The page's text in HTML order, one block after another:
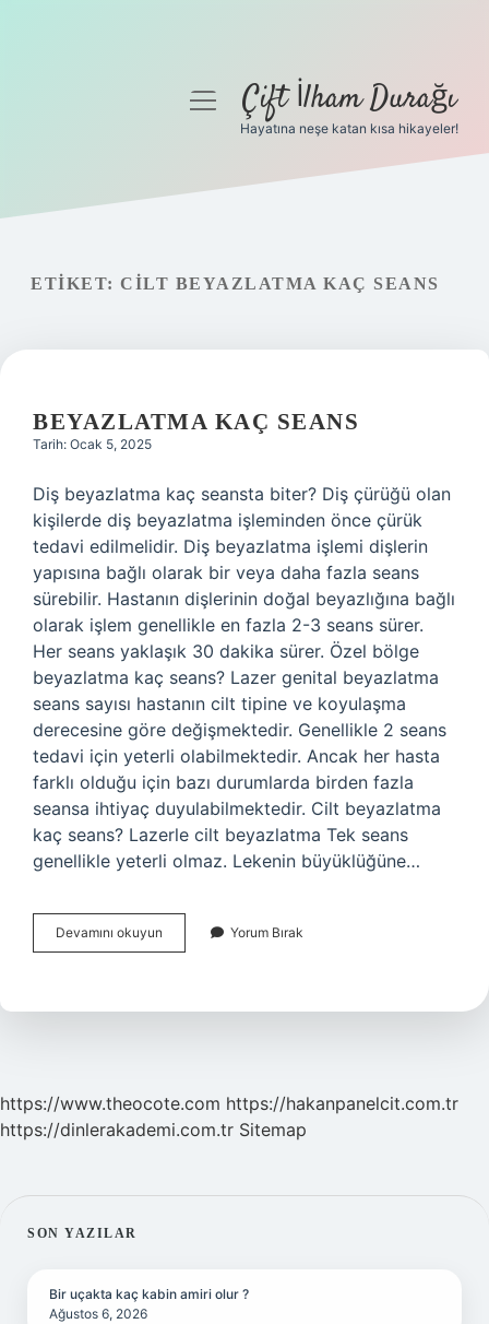
Gizlilik Politikası
menüyüÇift İlham Durağı
Hayatına neşe katan kısa hikayeler!
ETIKET: CILT BEYAZLATMA KAÇ SEANS
BEYAZLATMA KAÇ SEANS
Tarih: Ocak 5, 2025
Diş beyazlatma kaç seansta biter? Diş çürüğü olan
kişilerde diş beyazlatma işleminden önce çürük
tedavi edilmelidir. Diş beyazlatma işlemi dişlerin
yapısına bağlı olarak bir veya daha fazla seans
sürebilir. Hastanın dişlerinin doğal beyazlığına bağlı
olarak işlem genellikle en fazla 2-3 seans sürer.
Her seans yaklaşık 30 dakika sürer. Özel bölge
beyazlatma kaç seans? Lazer genital beyazlatma
seans sayısı hastanın cilt tipine ve koyulaşma
derecesine göre değişmektedir. Genellikle 2 seans
tedavi için yeterli olabilmektedir. Ancak her hasta
farklı olduğu için bazı durumlarda birden fazla
seansa ihtiyaç duyulabilmektedir. Cilt beyazlatma
kaç seans? Lazerle cilt beyazlatma Tek seans
genellikle yeterli olmaz. Lekenin büyüklüğüne…
Devamını okuyun Beyazlatma
Kaç
Yorum Bırak
https://www.theocote.com https://hakanpanelcit.com.tr
https://dinlerakademi.com.tr Sitemap
SIDEBAR
SON YAZILAR
Bir uçakta kaç kabin amiri olur ?
Ağustos 6, 2026